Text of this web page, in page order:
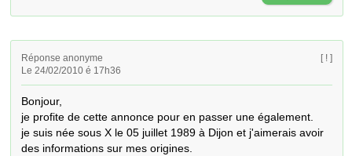
Réponse anonyme
Le 24/02/2010 é 17h36
[ ! ]
Bonjour,
je profite de cette annonce pour en passer une également.
je suis née sous X le 05 juillet 1989 à Dijon et j'aimerais avoir
des informations sur mes origines.